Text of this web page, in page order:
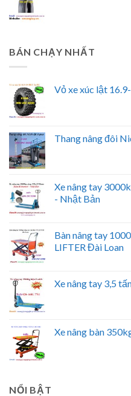
BÁN CHẠY NHẤT
Vỏ xe xúc lật
Thang nâng đôi
Xe nâng tay
- Nhật Bản
Bàn nâng tay
LIFTER Đài Loan
Xe nâng tay 3,5
Xe nâng bàn
NỔI BẬT